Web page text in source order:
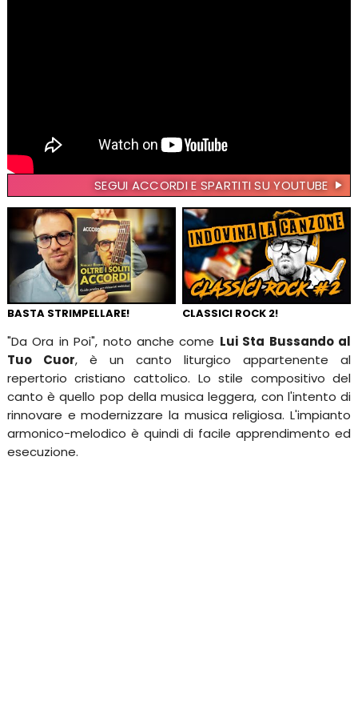
SEGUI ACCORDI E SPARTITI SU YOUTUBE
BASTA STRIMPELLARE! CLASSICI ROCK 2!
"Da Ora in Poi", noto anche come Lui Sta Bussando al
Tuo Cuor, è un canto liturgico appartenente al
repertorio cristiano cattolico. Lo stile compositivo del
canto è quello pop della musica leggera, con l'intento di
rinnovare e modernizzare la musica religiosa. L'impianto
armonico-melodico è quindi di facile apprendimento ed
esecuzione.